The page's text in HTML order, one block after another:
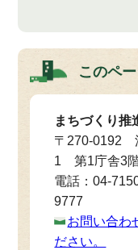
このペ
まちづくり
〒270-0192
1 第1庁舎3
電話：04-
9777
お問い合わ
ださい。